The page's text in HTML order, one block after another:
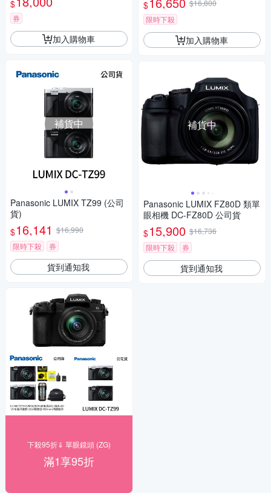
瑪 HD-100C電子除濕卡 FZ80
D (公司貨)
$
券
加入購物車
補貨中
Panasonic LUMIX TZ99 (公司
貨)
$16,141 $16,990
限時下殺
券
貨到通知我
下殺95折⇓ 單眼鏡頭 (ZG)
滿1享95折
$
$16,800
限時下殺
加入購物車
補貨中
Panasonic LUMIX FZ80D 類單
眼相機 DC-FZ80D 公司貨
$15,900 $16,736
限時下殺
券
貨到通知我